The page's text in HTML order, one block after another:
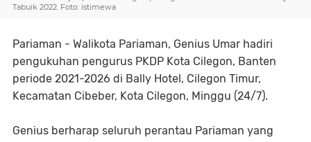
Tabuik 2022. Foto: istimewa
Pariaman - Walikota Pariaman, Genius Umar hadiri
pengukuhan pengurus PKDP Kota Cilegon, Banten
periode 2021-2026 di Bally Hotel, Cilegon Timur,
Kecamatan Cibeber, Kota Cilegon, Minggu (24/7).
Genius berharap seluruh perantau Pariaman yang